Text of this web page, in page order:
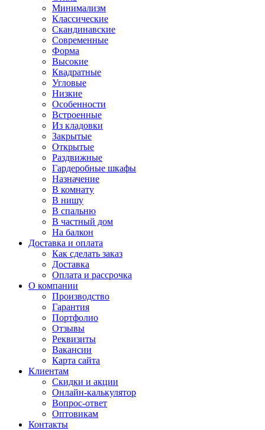
Минимализм
Классические
Скандинавские
Современные
Форма
Высокие
Квадратные
Угловые
Низкие
Особенности
Встроенные
Из кладовки
Закрытые
Открытые
Раздвижные
Гардеробные шкафы
Назначение
В комнату
В нишу
В спальню
В частный дом
На балкон
Доставка и оплата
Как сделать заказ
Доставка
Оплата и рассрочка
О компании
Производство
Гарантия
Портфолио
Отзывы
Реквизиты
Вакансии
Карта сайта
Клиентам
Скидки и акции
Онлайн-калькулятор
Вопрос-ответ
Оптовикам
Контакты